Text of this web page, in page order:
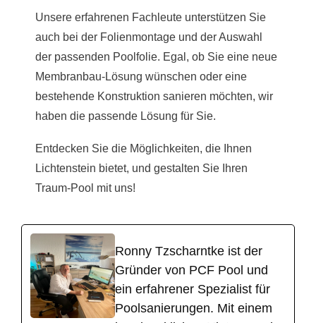
Unsere erfahrenen Fachleute unterstützen Sie
auch bei der Folienmontage und der Auswahl
der passenden Poolfolie. Egal, ob Sie eine neue
Membranbau-Lösung wünschen oder eine
bestehende Konstruktion sanieren möchten, wir
haben die passende Lösung für Sie.
Entdecken Sie die Möglichkeiten, die Ihnen
Lichtenstein bietet, und gestalten Sie Ihren
Traum-Pool mit uns!
Ronny Tzscharntke ist der
Gründer von PCF Pool und
ein erfahrener Spezialist für
Poolsanierungen. Mit einem